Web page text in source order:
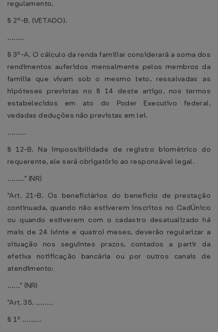
regulamento.
§ 2º-B. (VETADO).
........
§ 3º-A. O cálculo da renda familiar considerará a soma dos
rendimentos auferidos mensalmente pelos membros da
família que vivam sob o mesmo teto, ressalvadas as
hipóteses previstas no § 14 deste artigo, nos termos
estabelecidos em ato do Poder Executivo federal,
vedadas deduções não previstas em lei.
.........
§ 12-B. Na impossibilidade de registro biométrico do
requerente, ele será obrigatório ao responsável legal.
........" (NR)
"Art. 21-B. Os beneficiários do benefício de prestação
continuada, quando não estiverem inscritos no CadÚnico
ou quando estiverem com o cadastro desatualizado há
mais de 24 (vinte e quatro) meses, deverão regularizar a
situação nos seguintes prazos, contados a partir da
efetiva notificação bancária ou por outros canais de
atendimento:
......" (NR)
"Art. 35. ........
§ 1º .........